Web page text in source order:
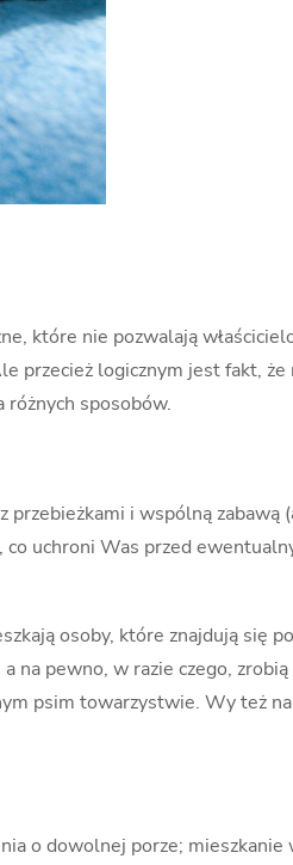
które nie pozwalają
przecież logicznym jest fakt,
różnych sposobów.
i wspólną
uchroni Was przed
osoby, które znajdują się
na pewno, w razie czego,
psim towarzystwie. Wy też
o dowolnej porze;